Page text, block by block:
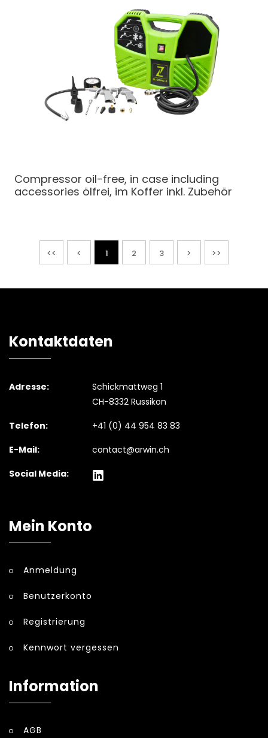
Compressor oil-free, in case including
accessories ölfrei, im Koffer inkl. Zubehör
<< < 1 2 3 > >>
Kontaktdaten
Adresse:
Schickmattweg 1
CH-8332 Russikon
Telefon:
+41 (0) 44 954 83 83
E-Mail:
contact@arwin.ch
Social Media:
Mein Konto
Anmeldung
Benutzerkonto
Registrierung
Kennwort vergessen
Information
AGB